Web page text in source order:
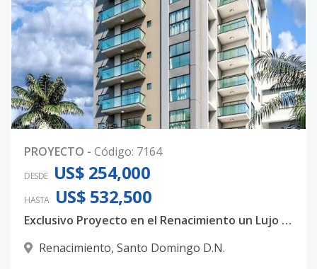
0
PROYECTO - Código: 7164
DESDE US$ 254,000
HASTA US$ 532,500
Exclusivo Proyecto en el Renacimiento un Lujo familiar
Renacimiento, Santo Domingo D.N.